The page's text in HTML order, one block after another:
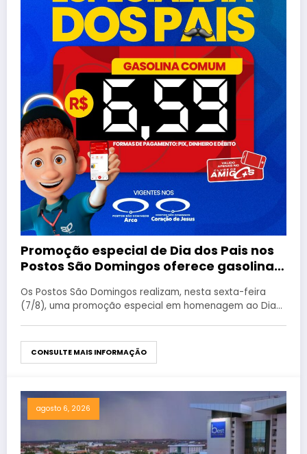
Promoção especial de Dia dos Pais nos
Postos São Domingos oferece gasolina
Os Postos São Domingos realizam, nesta sexta-feira
(7/8), uma promoção especial em homenagem ao Dia…
CONSULTE MAIS INFORMAÇÃO
agosto 6, 2026